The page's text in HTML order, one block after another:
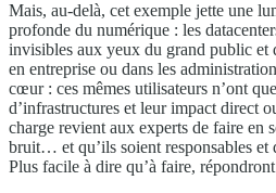
Mais, au-delà, cet exemple jette une
profonde du numérique : les
invisibles aux yeux du grand public et
en entreprise ou dans les
cœur : ces mêmes utilisateurs n’ont
d’infrastructures et leur impact direct
charge revient aux experts de faire en
bruit… et qu’ils soient responsables et
Plus facile à dire qu’à faire,